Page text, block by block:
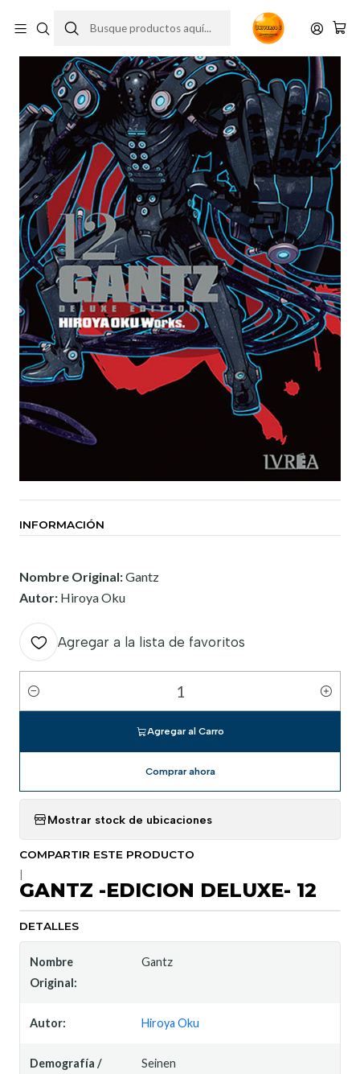
INFORMACIÓN
Nombre Original:Gantz
Autor: Hiroya Oku
Agregar a la lista de favoritos
Cantidad
Agregar al Carro
Comprar ahora
Mostrar stock de ubicaciones
COMPARTIR ESTE PRODUCTO
GANTZ -EDICION DELUXE- 12
DETALLES
Nombre
Original:
Gantz
Autor: Hiroya Oku
Demografía /
Seinen